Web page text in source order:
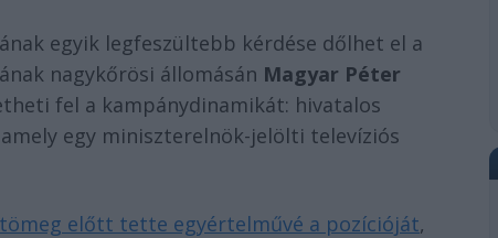
egyik legfeszültebb kérdése dőlhet el a
nagykőrösi állomásán Magyar Péter
fel a kampánydinamikát: hivatalos
egy miniszterelnök-jelölti televíziós
előtt tette egyértelművé a pozícióját,